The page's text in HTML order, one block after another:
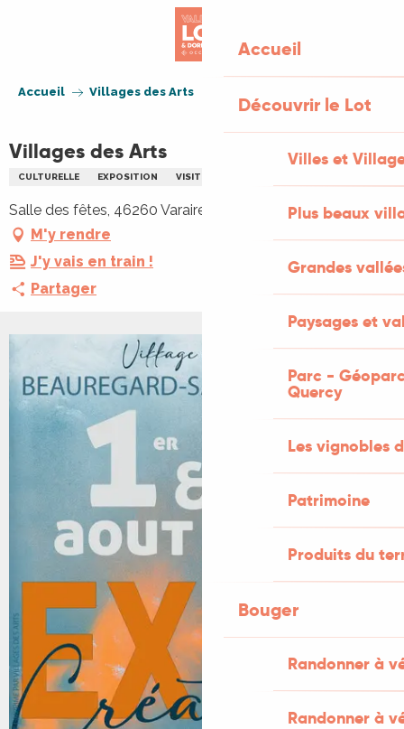
Accueil
Découvrir le Lot
Villes et
Plus beaux
Grandes
Paysages et
Parc -
Quercy
Les vignobles
Patrimoine
Produits du
Bouger
Randonner à
Randonner à
Accueil Villages des Arts
Villages des Arts
CULTURELLE EXPOSITION VISITE
Salle des fêtes, 46260 Varaire
M'y rendre
J'y vais en train !
Partager